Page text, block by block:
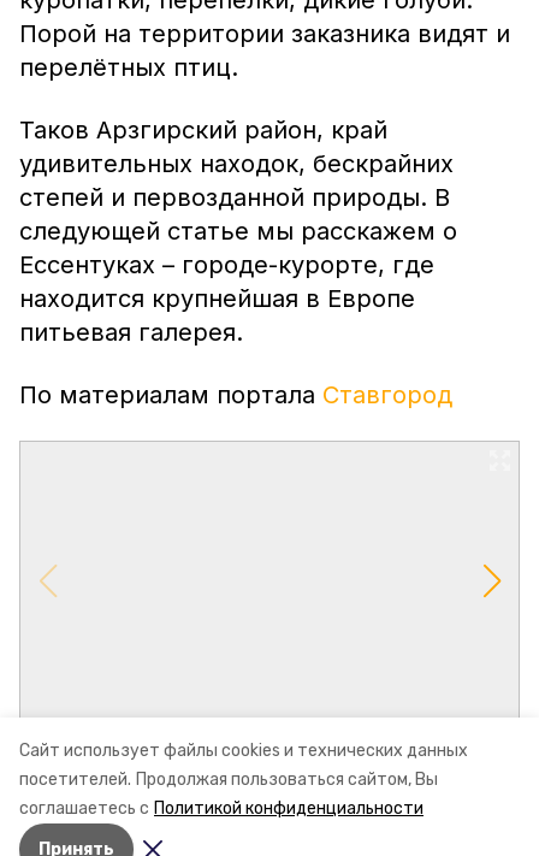
Сайт использует файлы cookies и технических данных
посетителей. Продолжая пользоваться сайтом, Вы
соглашаетесь с Политикой конфиденциальности
Принять
Порой на территории заказника видят и
перелётных птиц.
Таков Арзгирский район, край
удивительных находок, бескрайних
степей и первозданной природы. В
следующей статье мы расскажем о
Ессентуках – городе-курорте, где
находится крупнейшая в Европе
питьевая галерея.
По материалам портала Ставгород